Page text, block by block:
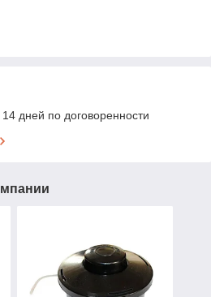
дней по договоренности